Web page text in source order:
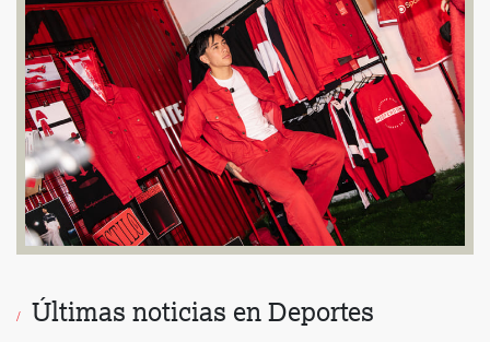
Últimas noticias en Deportes